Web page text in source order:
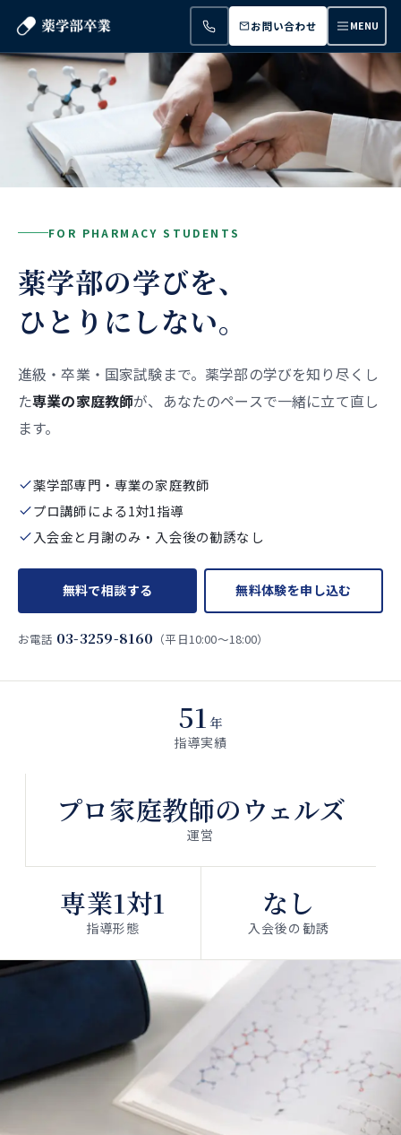
お問い合わせ MENU
FOR PHARMACY STUDENTS
薬学部の学びを、
ひとりにしない。
進級・卒業・国家試験まで。薬学部の学びを知り尽くし
た専業の家庭教師が、あなたのペースで一緒に立て直し
ます。
薬学部専門・専業の家庭教師
プロ講師による1対1指導
入会金と月謝のみ・入会後の勧誘なし
無料で相談する 無料体験を申し込む
お電話 03-3259-8160 （平日10:00〜18:00）
指導実績
51 年
運営
プロ家庭教師のウェルズ
指導形態
専業1対1
入会後の勧誘
なし